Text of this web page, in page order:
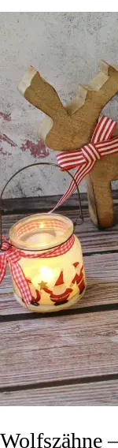
Wolfszähne